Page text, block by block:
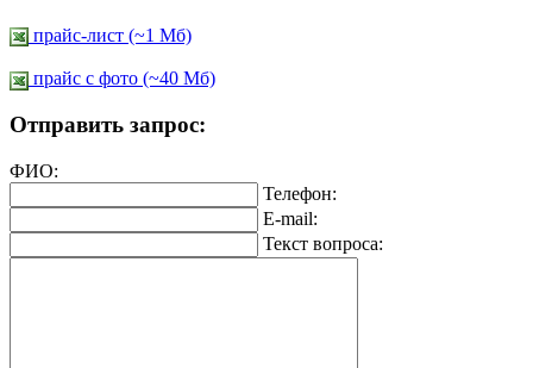
прайс-лист (~1 Мб)
прайс c фото (~40 Мб)
Отправить запрос:
ФИО:
Телефон:
E-mail:
Текст вопроса: